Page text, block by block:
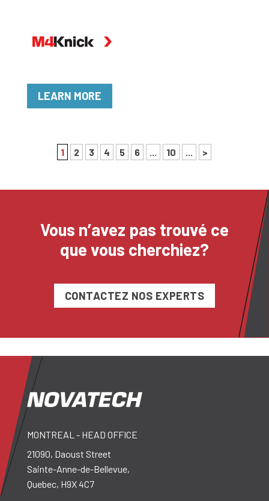
LEARN MORE
1 2 3 4 5 6 10 >
Vous n’avez pas trouvé ce
que vous cherchiez?
CONTACTEZ NOS EXPERTS
MONTREAL - HEAD OFFICE
21090, Daoust Street
Sainte-Anne-de-Bellevue,
Quebec, H9X 4C7